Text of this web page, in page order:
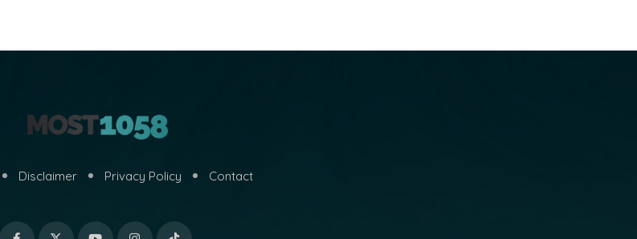
Disclaimer Privacy Policy Contact